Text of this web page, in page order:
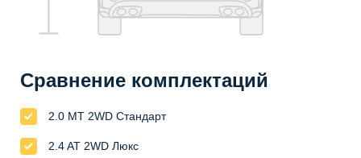
Сравнение комплектаций
2.0 MT 2WD Стандарт
2.4 AT 2WD Люкс